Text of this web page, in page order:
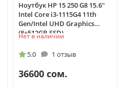
Ноутбук HP 15 250 G8 15.6"
Intel Core i3-1115G4 11th
Gen/Intel UHD Graphics
(8+512GB SSD)
Нет в наличии
5.0 1 отзыв
36600 сом.